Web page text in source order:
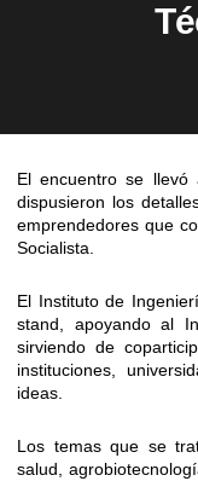
El encuentro se
dispusieron los
emprendedores que
Socialista.
El Instituto de
stand, apoyando al
sirviendo de
instituciones,
ideas.
Los temas que se
salud,